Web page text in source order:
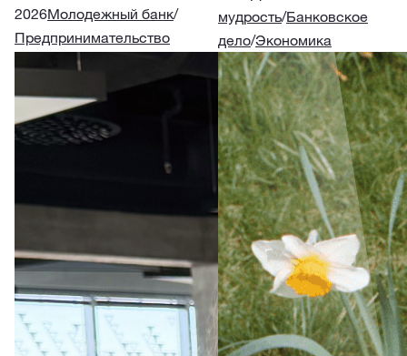
2026Молодежный банк/
Предпринимательство
мудрость/Банковское
дело/Экономика